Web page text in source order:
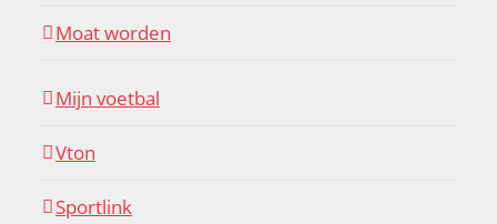
Moat worden
Mijn voetbal
Vton
Sportlink